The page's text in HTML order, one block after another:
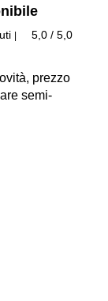
5,0 / 5,0
prezzo
semi-